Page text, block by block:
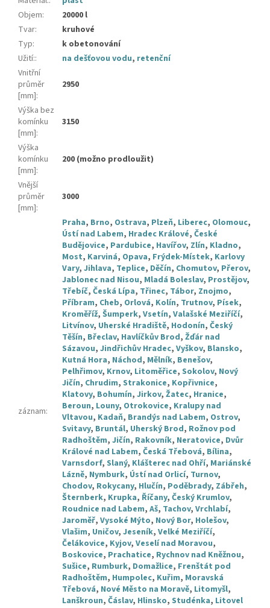
Objem:
20000 l
Tvar:
kruhové
Typ:
k obetonování
Užití:: na dešťovou vodu, retenční
Vnitřní
průměr
[mm]:
2950
Výška bez
komínku
[mm]:
3150
Výška
komínku
[mm]:
200 (možno prodloužit)
Vnější
průměr
[mm]:
3000
záznam:
Praha, Brno, Ostrava, Plzeň, Liberec, Olomouc,
Ústí nad Labem, Hradec Králové, České
Budějovice, Pardubice, Havířov, Zlín, Kladno,
Most, Karviná, Opava, Frýdek-Místek, Karlovy
Vary, Jihlava, Teplice, Děčín, Chomutov, Přerov,
Jablonec nad Nisou, Mladá Boleslav, Prostějov,
Třebíč, Česká Lípa, Třinec, Tábor, Znojmo,
Příbram, Cheb, Orlová, Kolín, Trutnov, Písek,
Kroměříž, Šumperk, Vsetín, Valašské Meziříčí,
Litvínov, Uherské Hradiště, Hodonín, Český
Těšín, Břeclav, Havlíčkův Brod, Žďár nad
Sázavou, Jindřichův Hradec, Vyškov, Blansko,
Kutná Hora, Náchod, Mělník, Benešov,
Pelhřimov, Krnov, Litoměřice, Sokolov, Nový
Jičín, Chrudim, Strakonice, Kopřivnice,
Klatovy, Bohumín, Jirkov, Žatec, Hranice,
Beroun, Louny, Otrokovice, Kralupy nad
Vltavou, Kadaň, Brandýs nad Labem, Ostrov,
Svitavy, Bruntál, Uherský Brod, Rožnov pod
Radhoštěm, Jičín, Rakovník, Neratovice, Dvůr
Králové nad Labem, Česká Třebová, Bílina,
Varnsdorf, Slaný, Klášterec nad Ohří, Mariánské
Lázně, Nymburk, Ústí nad Orlicí, Turnov,
Chodov, Rokycany, Hlučín, Poděbrady, Zábřeh,
Šternberk, Krupka, Říčany, Český Krumlov,
Roudnice nad Labem, Aš, Tachov, Vrchlabí,
Jaroměř, Vysoké Mýto, Nový Bor, Holešov,
Vlašim, Uničov, Jeseník, Velké Meziříčí,
Čelákovice, Kyjov, Veselí nad Moravou,
Boskovice, Prachatice, Rychnov nad Kněžnou,
Sušice, Rumburk, Domažlice, Frenštát pod
Radhoštěm, Humpolec, Kuřim, Moravská
Třebová, Nové Město na Moravě, Litomyšl,
Lanškroun, Čáslav, Hlinsko, Studénka, Litovel